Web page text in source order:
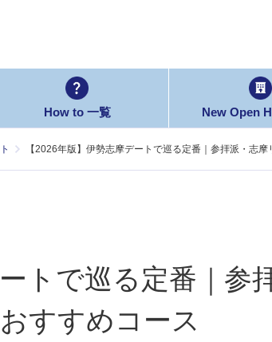
How to 一覧 New Open
【2026年版】伊勢志摩デートで巡る定番｜参拝派・志
トで巡る定番｜参
すすめコース